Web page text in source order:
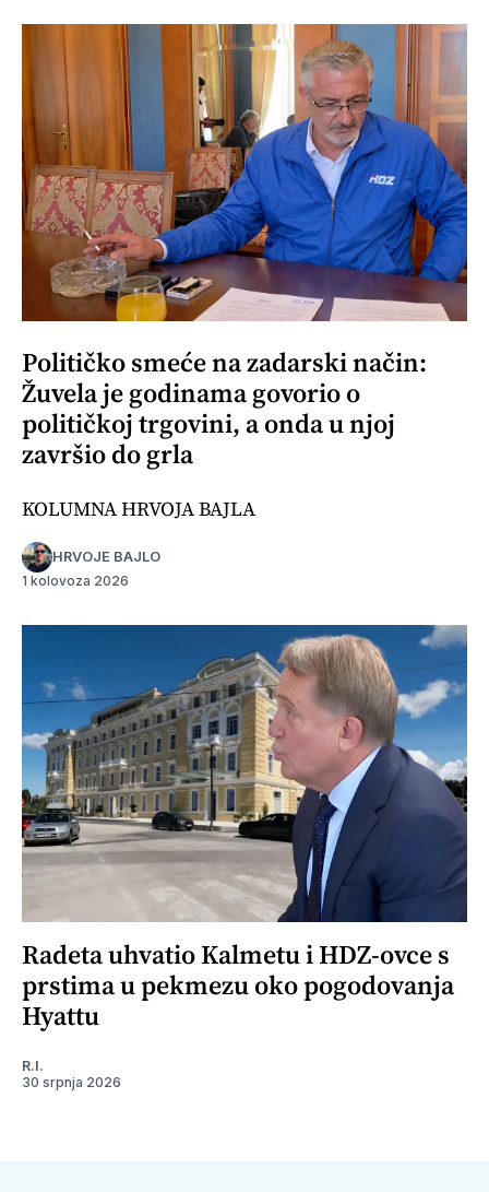
Političko smeće na zadarski način:
Žuvela je godinama govorio o
političkoj trgovini, a onda u njoj
završio do grla
KOLUMNA HRVOJA BAJLA
HRVOJE BAJLO
1 kolovoza 2026
Radeta uhvatio Kalmetu i HDZ-ovce s
prstima u pekmezu oko pogodovanja
Hyattu
R.I.
30 srpnja 2026